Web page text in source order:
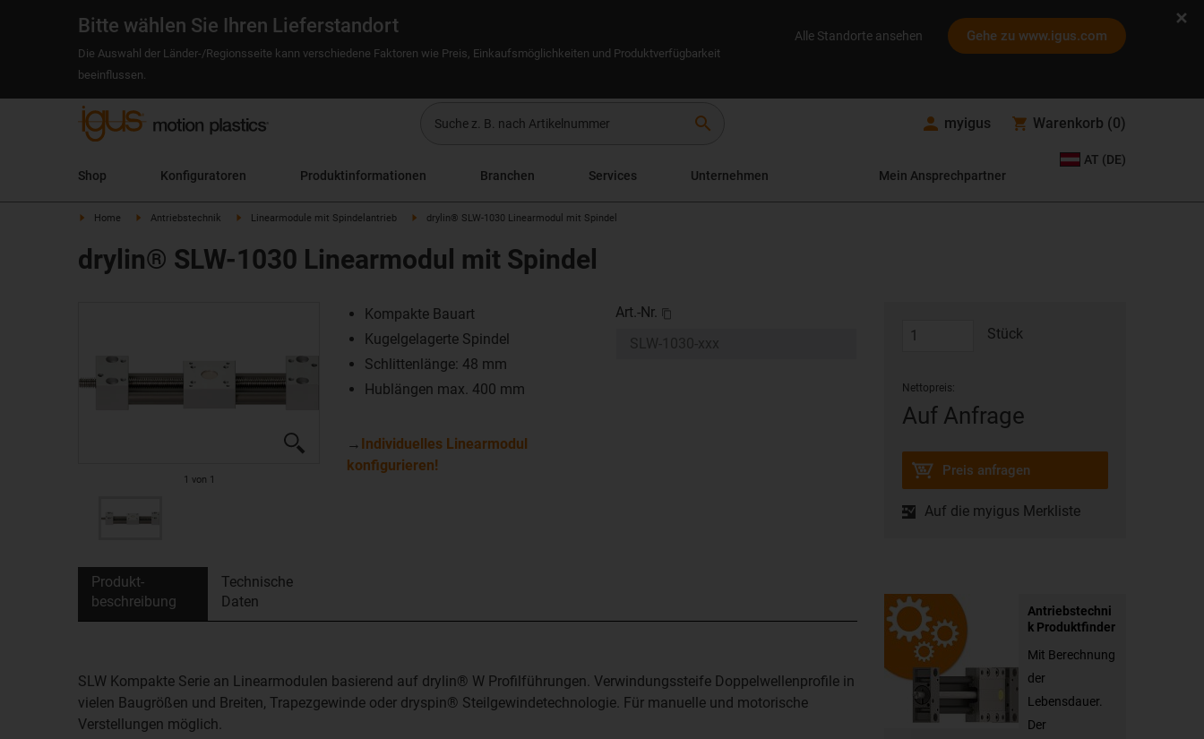
Bitte wählen Sie Ihren Lieferstandort
Die Auswahl der Länder-/Regionsseite kann verschiedene Faktoren wie Preis, Einkaufsmöglichkeiten und Produktverfügbarkeit
beeinflussen.
Alle Standorte ansehen Gehe zu www.igus.com
search myigus Warenkorb (0)
Shop Konfiguratoren Produktinformationen Branchen Services Unternehmen Mein Ansprechpartner
AT (DE)
Home Antriebstechnik Linearmodule mit Spindelantrieb drylin® SLW-1030 Linearmodul mit Spindel
drylin® SLW-1030 Linearmodul mit Spindel
1 von 1
Kompakte Bauart
Kugelgelagerte Spindel
Schlittenlänge: 48 mm
Hublängen max. 400 mm
→ Individuelles Linearmodul
konfigurieren!
Art.-Nr.
Stück
Nettopreis:
Auf Anfrage
Preis anfragen
Auf die myigus Merkliste
Antriebstechni
k Produktfinder
Mit Berechnung
der
Lebensdauer.
Der
Produkt­
beschreibung
Technische
Daten
SLW Kompakte Serie an Linearmodulen basierend auf drylin® W Profilführungen. Verwindungssteife Doppelwellenprofile in
vielen Baugrößen und Breiten, Trapezgewinde oder dryspin® Steilgewindetechnologie. Für manuelle und motorische
Verstellungen möglich.